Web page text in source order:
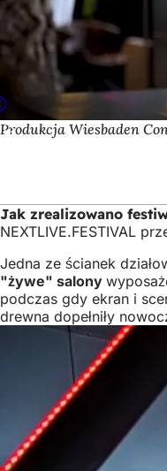
Produkcja Wiesbaden
Jak zrealizowano
NEXTLIVE.FESTIVAL
Jedna ze ścianek
"żywe" salony
podczas gdy ekran i
drewna dopełniły